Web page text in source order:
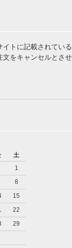
トに記載されている
文をキャンセルとさせ
土
1
8
15
22
29